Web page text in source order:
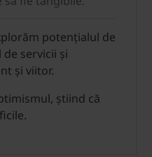
potențialul de
servicii și
și viitor.
știind că